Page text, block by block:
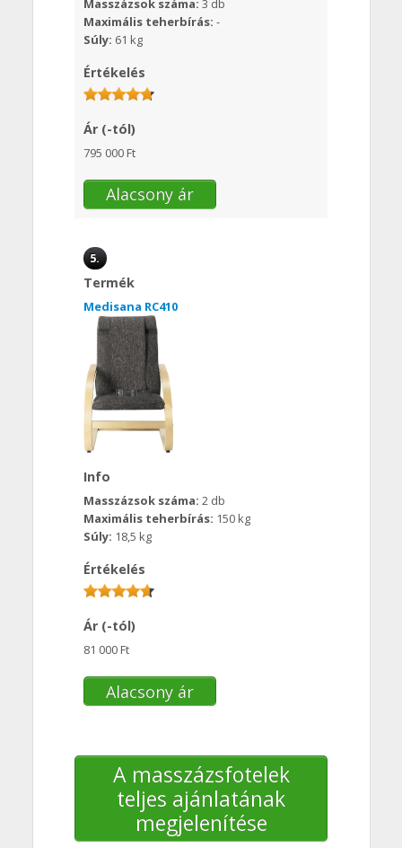
Masszázsok száma: 3 db
Maximális teherbírás: -
Súly: 61 kg
Értékelés
Ár (-tól)
795 000 Ft
Alacsony ár
5.
Termék
Medisana RC410
Info
Masszázsok száma: 2 db
Maximális teherbírás: 150 kg
Súly: 18,5 kg
Értékelés
Ár (-tól)
81 000 Ft
Alacsony ár
A masszázsfotelek
teljes ajánlatának
megjelenítése